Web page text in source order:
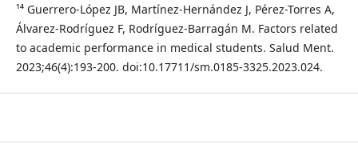
¹⁴ Guerrero-López JB, Martínez-Hernández J, Pérez-Torres A,
Álvarez-Rodríguez F, Rodríguez-Barragán M. Factors related
to academic performance in medical students. Salud Ment.
2023;46(4):193-200. doi:10.17711/sm.0185-3325.2023.024.